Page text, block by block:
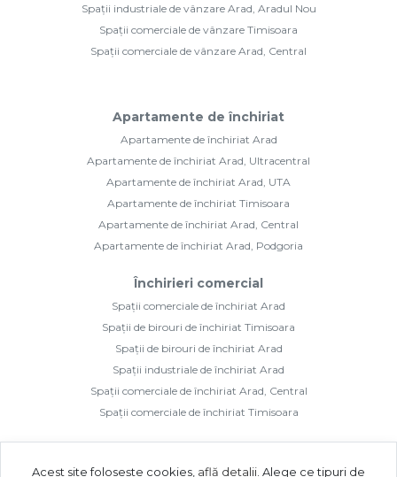
Spații industriale de vânzare Arad, Aradul Nou
Spații comerciale de vânzare Timisoara
Spații comerciale de vânzare Arad, Central
Apartamente de închiriat
Apartamente de închiriat Arad
Apartamente de închiriat Arad, Ultracentral
Apartamente de închiriat Arad, UTA
Apartamente de închiriat Timisoara
Apartamente de închiriat Arad, Central
Apartamente de închiriat Arad, Podgoria
Închirieri comercial
Spații comerciale de închiriat Arad
Spații de birouri de închiriat Timisoara
Spații de birouri de închiriat Arad
Spații industriale de închiriat Arad
Spații comerciale de închiriat Arad, Central
Spații comerciale de închiriat Timisoara
Acest site folosește cookies, află detalii Alege ce tipuri de